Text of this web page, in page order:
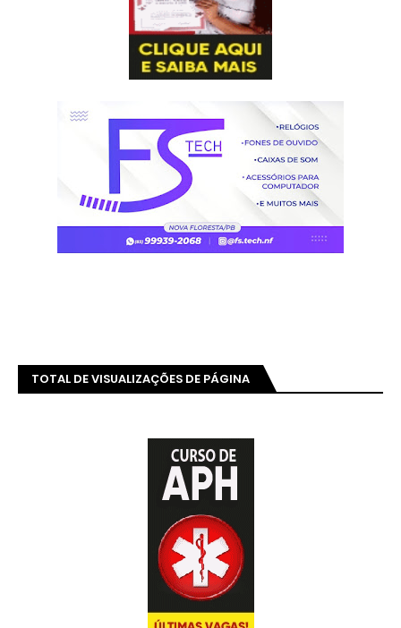
TOTAL DE VISUALIZAÇÕES DE PÁGINA